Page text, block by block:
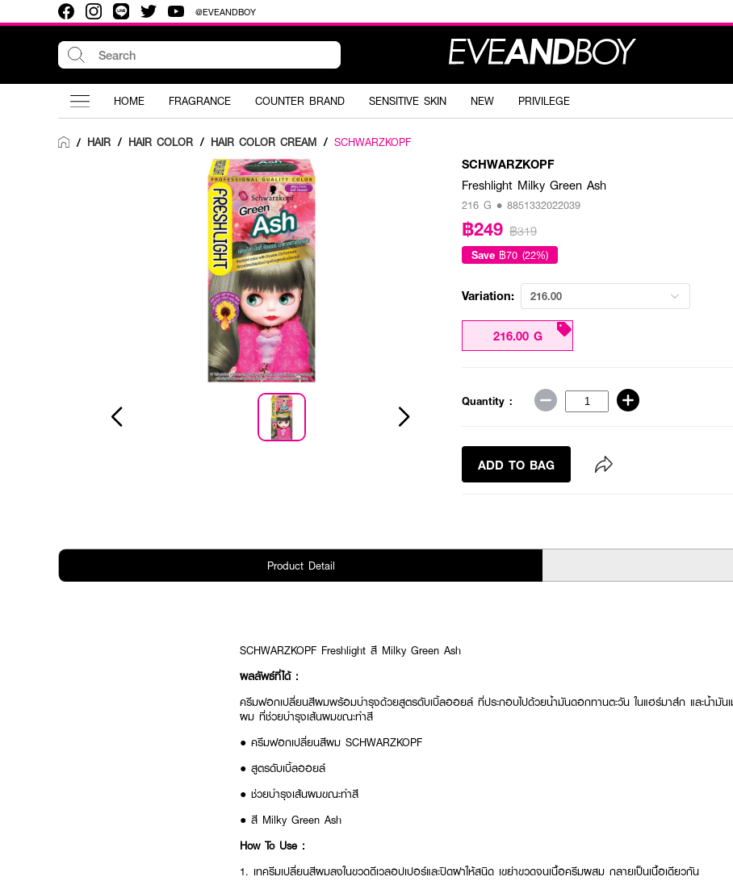
@EVEANDBOY
HOME FRAGRANCE COUNTER BRAND SENSITIVE SKIN NEW PRIVILEGE
/ HAIR / HAIR COLOR / HAIR COLOR CREAM / SCHWARZKOPF
SCHWARZKOPF
Freshlight Milky Green Ash
216 G • 8851332022039
฿249 ฿319
Save ฿70 (22%)
Variation: 216.00
216.00 G
Quantity :
ADD TO BAG
Product Detail
SCHWARZKOPF Freshlight สี Milky Green Ash
ผลลัพธ์ที่ได้ :
ครีมฟอกเปลี่ยนสีผมพร้อมบำรุงด้วยสูตรดับเบิ้ลออยล์ ที่ประกอบไปด้วยน้ำมันดอกทานตะวัน ในแฮร์มาส์ก และน้ำมัน
ผม ที่ช่วยบำรุงเส้นผมขณะทำสี
● ครีมฟอกเปลี่ยนสีผม SCHWARZKOPF
● สูตรดับเบิ้ลออยล์
● ช่วยบำรุงเส้นผมขณะทำสี
● สี Milky Green Ash
How To Use :
1. เทครีมเปลี่ยนสีผมลงในขวดดีเวลอปเปอร์และปิดฝาให้สนิด เขย่าขวดจนเนื้อครีมผสม กลายเป็นเนื้อเดียวกัน